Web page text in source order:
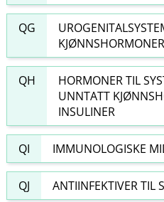
QG
KJØNNSHORMONER
QH
HORMONER TIL
UNNTATT
INSULINER
QI IMMUNOLOGISKE
QJ ANTIINFEKTIVER TIL